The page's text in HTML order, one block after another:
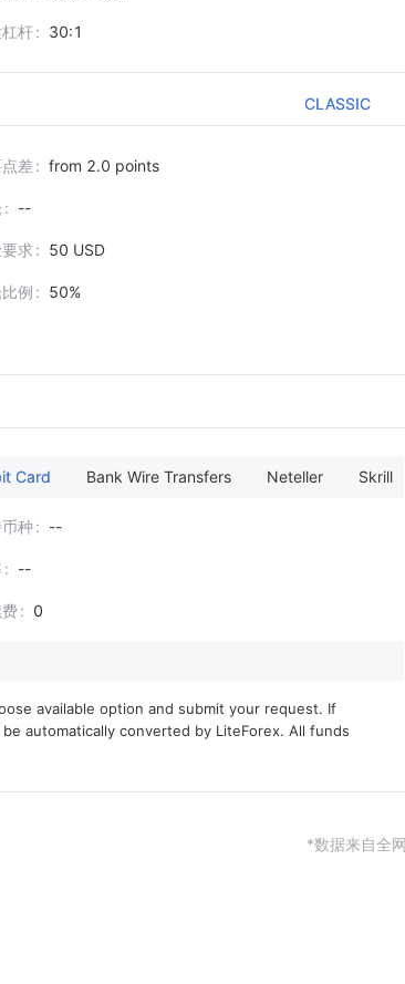
杆 30:1
CLASSIC
差 from 2.0 points
--
求 50 USD
例 50%
Card Bank Wire Transfers Neteller Skrill
种 --
--
0
available option and submit your request. If
automatically converted by LiteForex. All funds
*数据来自全